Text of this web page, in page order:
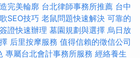
完美輪廓 台北律師事務所推薦 台中
SEO技巧 老鼠問題快速解決 可靠的
證快速辦理 墓園規劃與選擇 烏日放
后里按摩服務 值得信賴的徵信公司
專屬台北會計事務所服務 經絡養生